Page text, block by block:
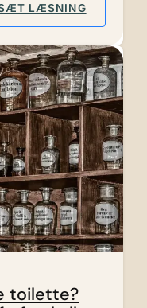
LÆSNING:
toilette?